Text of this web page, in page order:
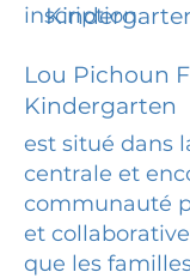
inscription.
Lou Pichoun
Kindergarten
est situé dans
centrale et
communauté
et
que les